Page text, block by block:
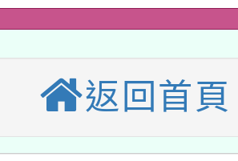
象擴大為「滿6
之民眾」措施，
日止
研究院辦理「
優單位及節水達
8月22日(星期六
孔廟祈福系列
慧啟航」
桃園地景藝術
桃園藝術巡演
育部國民及學前
返回首頁